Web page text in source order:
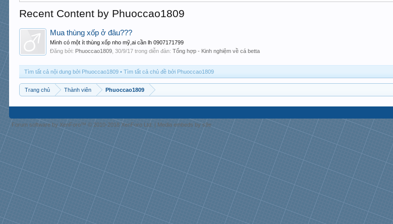
Recent Content by Phuoccao1809
Mua thùng xốp ở đâu???
Mình có một ít thùng xốp nho mỹ,ai cần lh 0907171799
Đăng bởi: Phuoccao1809 ,30/9/17 trong diễn đàn:Tổng hợp - Kinh nghiệm về cá betta
Tìm tất cả nội dung bởi Phuoccao1809 Tìm tất cả chủ đề bởi Phuoccao1809
Trang chủ Thành viên Phuoccao1809
Forum software by XenForo™© 2010-2018 XenForo Ltd. | Media embeds by s9e